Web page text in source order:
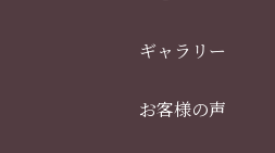
ギャラリー
お客様の声